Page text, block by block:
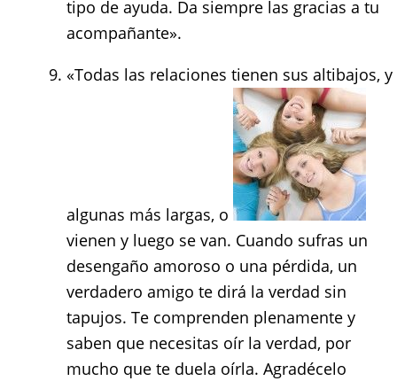
tipo de ayuda. Da siempre las gracias a tu
acompañante».
«Todas las relaciones tienen sus altibajos, y
algunas más largas, o
vienen y luego se van. Cuando sufras un
desengaño amoroso o una pérdida, un
verdadero amigo te dirá la verdad sin
tapujos. Te comprenden plenamente y
saben que necesitas oír la verdad, por
mucho que te duela oírla. Agradécelo